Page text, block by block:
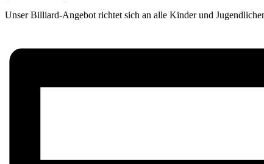
Unser Billiard-Angebot richtet sich an alle Kinder und